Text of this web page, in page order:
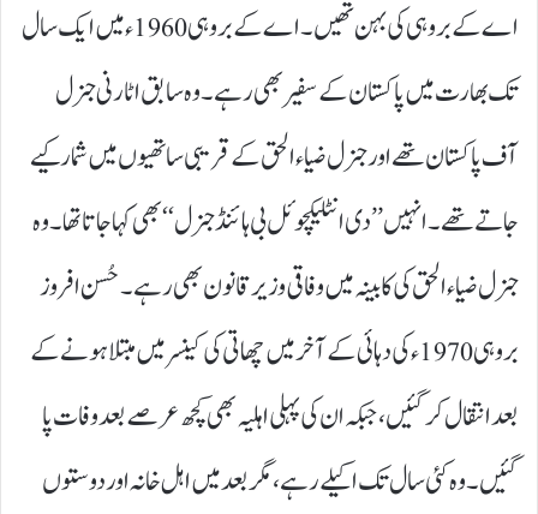
اے کے بروہی کی بہن تھیں۔ اے کے بروہی 1960ء میں ایک سال
تک بھارت میں پاکستان کے سفیر بھی رہے۔ وہ سابق اٹارنی جنرل
آف پاکستان تھے اور جنرل ضیاء الحق کے قریبی ساتھیوں میں شمار کیے
جاتے تھے۔ انہیں ’’ دی انٹلیکچوئل بی ہائنڈ جنرل‘‘ بھی کہا جاتا تھا۔ وہ
جنرل ضیاء الحق کی کابینہ میں وفاقی وزیر قانون بھی رہے۔ حُسن افروز
بروہی 1970ء کی دہائی کے آخر میں چھاتی کی کینسر میں مبتلا ہونے کے
بعد انتقال کرگئیں، جبکہ ان کی پہلی اہلیہ بھی کچھ عرصے بعد وفات پا
گئیں۔ وہ کئی سال تک اکیلے رہے، مگر بعد میں اہل خانہ اور دوستوں